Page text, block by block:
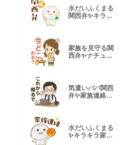
水だいふくまる
関西弁✨キラキ
家族を見守る関
西弁✨ナチュラ
気遣いパパ関西
弁✨家族連絡ス
水だいふくまる
✨キラキラ家族